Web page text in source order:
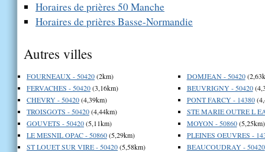
Horaires de prières 50 Manche
Horaires de prières Basse-Normandie
Autres villes
FOURNEAUX - 50420(2km)
FERVACHES - 50420(3,16km)
CHEVRY - 50420(4,39km)
TROISGOTS - 50420(4,44km)
GOUVETS - 50420(5,11km)
LE MESNIL OPAC - 50860(5,29km)
ST LOUET SUR VIRE - 50420(5,58km)
DOMJEAN - 50420
BEUVRIGNY - 50420
PONT FARCY - 14380
STE MARIE OUTRE L
MOYON - 50860(5,25km)
PLEINES OEUVRES -
BEAUCOUDRAY - 50420